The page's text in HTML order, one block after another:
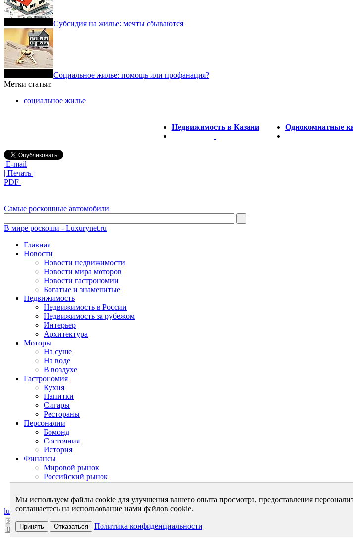
Субсидия на жилье: мечты сбываются
Социальное жилье: помощь или профанация?
Метки статьи:
социальное жилье
Недвижимость в Казани Однокомнатные
E-mail
| Печать |
PDF
Самые роскошные автомобили
В мире роскоши - Luxurynet.ru
Главная
Новости
Новости недвижимости
Новости мира моторов
Новости гастрономии
Богатые и знаменитые
Недвижимость
Недвижимость в России
Недвижимость за рубежом
Интерьер
Архитектура
Моторы
На суше
На воде
В воздухе
Гастрономия
Кухня
Напитки
Сигары
Рестораны
Персоналии
Бомонд
Состояния
История
Финансы
Мировой рынок
Российский рынок
Личный бюджет
luxurynet.ru - в мире роскоши
Мы используем файлы cookie для улучшения вашего опыта просмотра, предоставления
соглашаетесь на использование нами файлов cookie.
Принять Отказаться Политика конфиденциальности